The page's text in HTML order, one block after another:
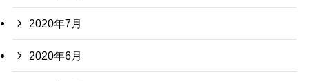
2020年7月
2020年6月